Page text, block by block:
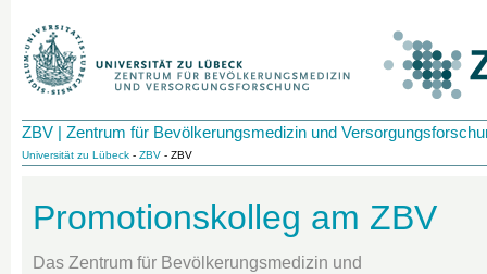
ZBV | Zentrum für Bevölkerungsmedizin und
Universität zu Lübeck - ZBV - ZBV
Promotionskolleg am ZBV
Das Zentrum für Bevölkerungsmedizin und